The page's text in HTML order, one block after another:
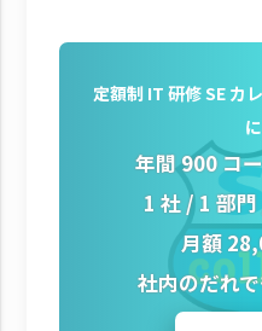
定額制 IT 研修 SE カ
年間 900 コ
1 社 / 1 部
月額
社内のだれ